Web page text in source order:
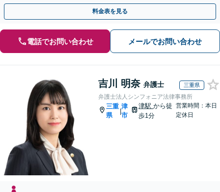
目指します【初回相談30分無料】【和歌山市駅５分】
料金表を見る
電話でお問い合わせ メールでお問い合わせ
吉川 明奈 弁護士 三重県
弁護士法人シンフォニア法律事務所
三重
県
|
津
市
津駅から徒
歩1分
営業時間：本日
定休日